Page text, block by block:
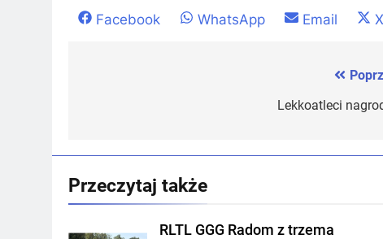
Share
Facebook
Share
WhatsApp
Share
Email
Lekkoatleci
Przeczytaj także
RLTL GGG Radom z trzema